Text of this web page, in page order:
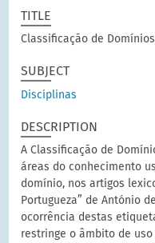
TITLE
Classificação de
SUBJECT
Disciplinas
DESCRIPTION
A Classificação de
áreas do conhecimento
domínio, nos artigos
Portugueza” de António
ocorrência destas
restringe o âmbito de